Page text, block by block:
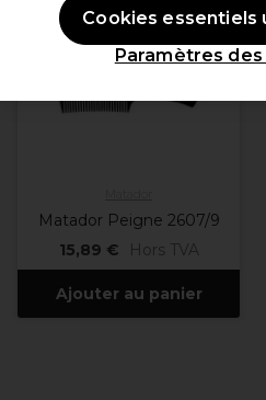
Matador Peigne 2607/9
15,89 €
Hors TVA
Ajouter au panier
Paramètres
Cookies essentiels